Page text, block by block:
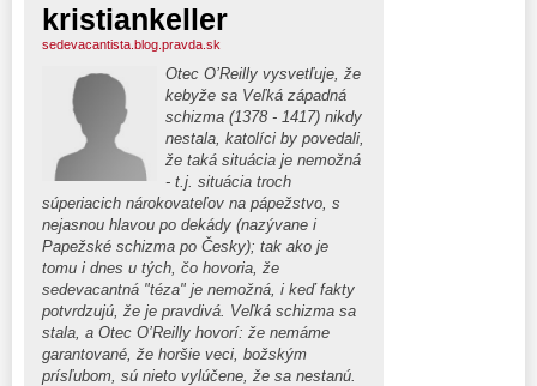
kristiankeller
sedevacantista.blog.pravda.sk
Otec O’Reilly vysvetľuje, že
kebyže sa Veľká západná
schizma (1378 - 1417) nikdy
nestala, katolíci by povedali,
že taká situácia je nemožná
- t.j. situácia troch
súperiacich nárokovateľov na pápežstvo, s
nejasnou hlavou po dekády (nazývane i
Papežské schizma po Česky); tak ako je
tomu i dnes u tých, čo hovoria, že
sedevacantná "téza" je nemožná, i keď fakty
potvrdzujú, že je pravdivá. Veľká schizma sa
stala, a Otec O’Reilly hovorí: že nemáme
garantované, že horšie veci, božským
prísľubom, sú nieto vylúčene, že sa nestanú.